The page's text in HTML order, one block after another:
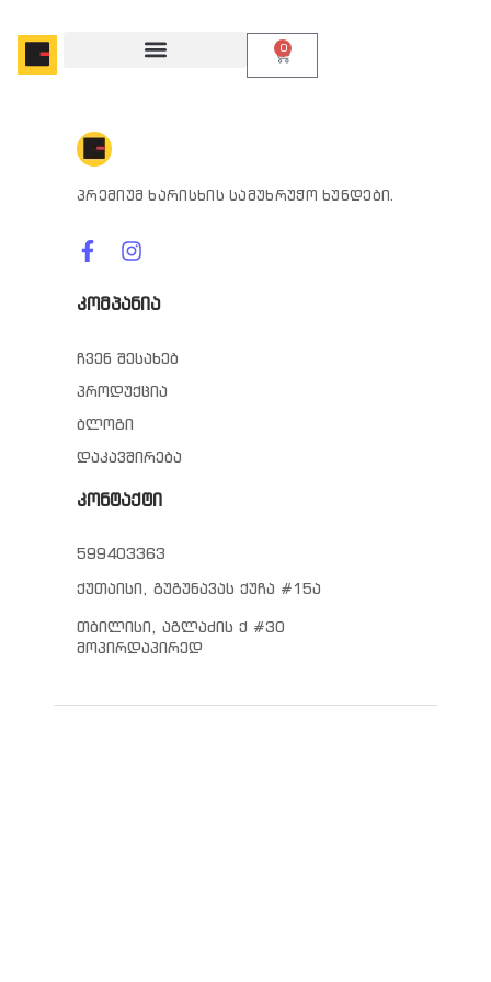
0
პრემიუმ ხარისხის სამუხრუჭო ხუნდები.
კომპანია
ჩვენ შესახებ
პროდუქცია
ბლოგი
დაკავშირება
კონტაქტი
599403363
ქუთაისი, გუგუნავას ქუჩა #15ა
თბილისი, აგლაძის ქ #30
მოპირდაპირედ